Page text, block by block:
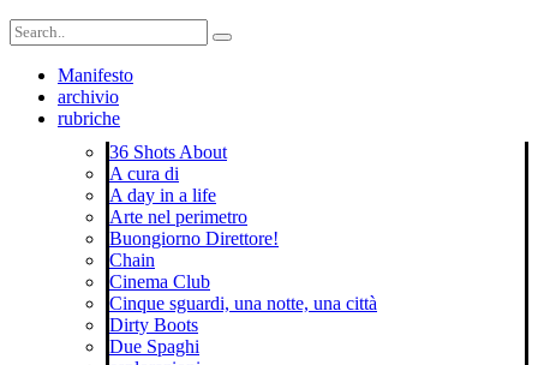
Manifesto
archivio
rubriche
36 Shots About
A cura di
A day in a life
Arte nel perimetro
Buongiorno Direttore!
Chain
Cinema Club
Cinque sguardi, una notte, una città
Dirty Boots
Due Spaghi